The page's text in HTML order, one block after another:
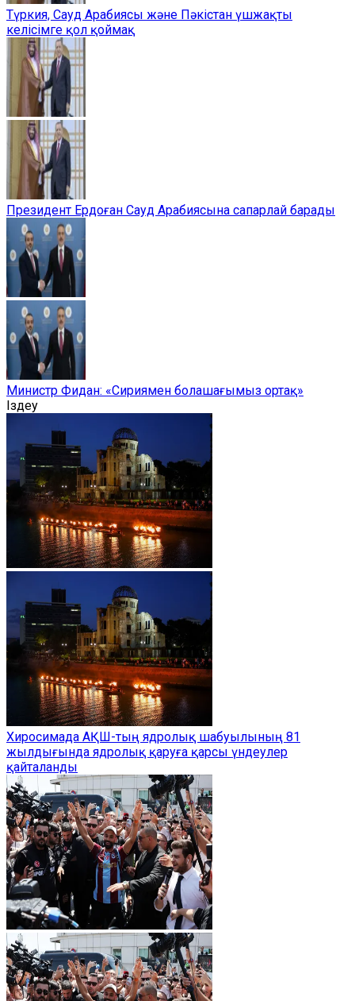
Түркия, Сауд Арабиясы және Пәкістан үшжақты
келісімге қол қоймақ
Президент Ердоған Сауд Арабиясына сапарлай барады
Министр Фидан: «Сириямен болашағымыз ортақ»
Іздеу
Хиросимада АҚШ-тың ядролық шабуылының 81
жылдығында ядролық қаруға қарсы үндеулер
қайталанды